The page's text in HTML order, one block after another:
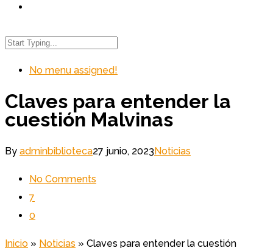
No menu assigned!
Claves para entender la
cuestión Malvinas
By adminbiblioteca27 junio, 2023Noticias
No Comments
7
0
Inicio » Noticias » Claves para entender la cuestión